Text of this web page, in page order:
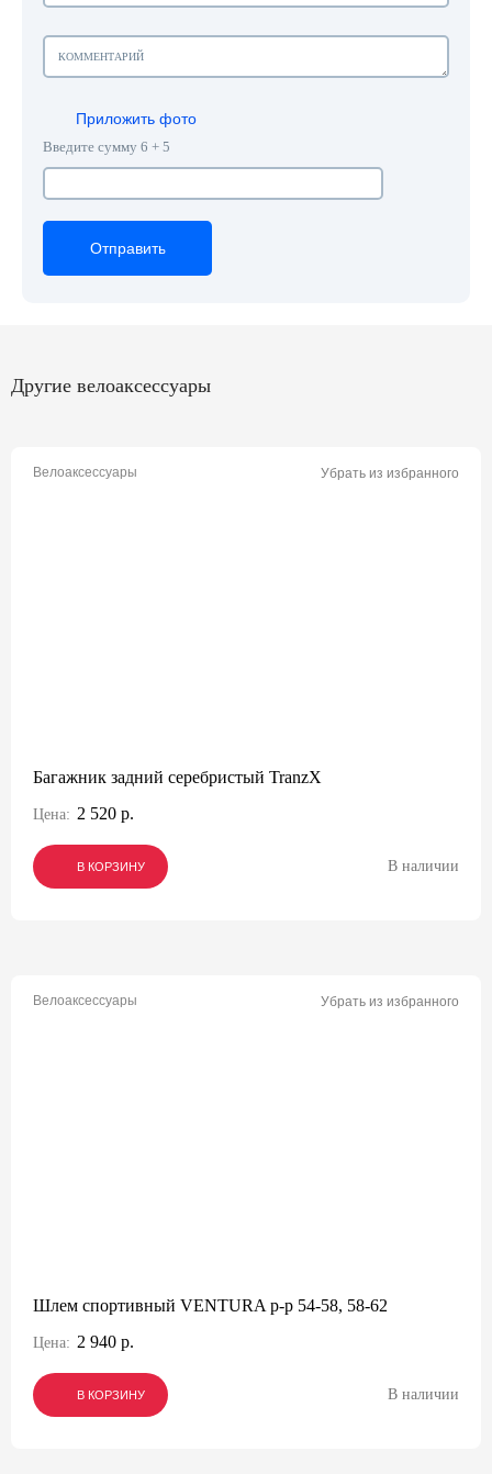
Приложить фото
Введите сумму 6 + 5
Отправить
Отправить
Отправить
Другие велоаксессуары
Велоаксессуары Убрать из избранного
Багажник задний серебристый TranzX
Цена: 2 520 р.
В КОРЗИНУ
В КОРЗИНУ
В КОРЗИНУ В наличии
Велоаксессуары Убрать из избранного
Шлем спортивный VENTURA р-р 54-58, 58-62
Цена: 2 940 р.
В КОРЗИНУ
В КОРЗИНУ
В КОРЗИНУ В наличии